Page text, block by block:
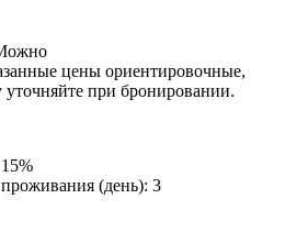
цены ориентировочные,
уточняйте при бронировании.
(день): 3